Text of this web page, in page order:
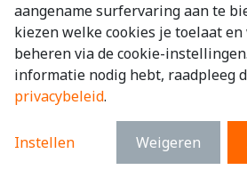
aangename surfervaring aan te
kiezen welke cookies je toelaat en
beheren via de cookie-
informatie nodig hebt, raadpleeg
privacybeleid.
Instellen Weigeren